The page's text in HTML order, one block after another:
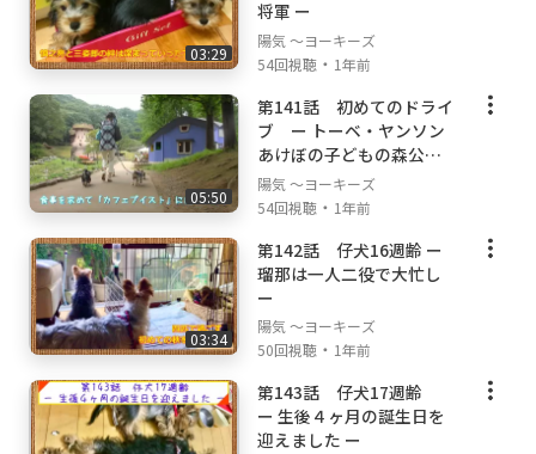
03:29
将軍 ー
陽気 ～ヨーキーズ
54回視聴 ・ 1年前
05:50
第141話 初めてのドライ
ブ ー トーベ・ヤンソン
あけぼの子どもの森公園
ー
陽気 ～ヨーキーズ
54回視聴 ・ 1年前
03:34
第142話 仔犬16週齢 ー
瑠那は一人二役で大忙し
ー
陽気 ～ヨーキーズ
50回視聴 ・ 1年前
第143話 仔犬17週齢
ー 生後４ヶ月の誕生日を
迎えました ー